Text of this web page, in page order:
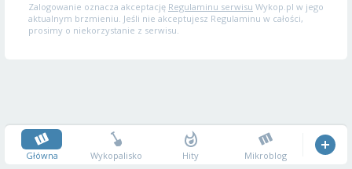
Zalogowanie oznacza akceptację Regulaminu serwisu Wykop.pl w jego
aktualnym brzmieniu. Jeśli nie akceptujesz Regulaminu w całości,
prosimy o niekorzystanie z serwisu.
Główna Wykopalisko Hity Mikroblog